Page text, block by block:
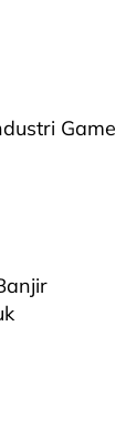
Game